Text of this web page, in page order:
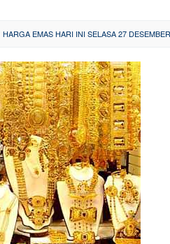
HARGA EMAS HARI INI SELASA 27